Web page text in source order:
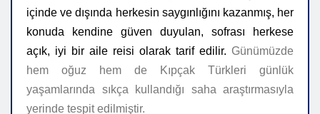
içinde ve dışında herkesin saygınlığını kazanmış, her
konuda kendine güven duyulan, sofrası herkese
açık, iyi bir aile reisi olarak tarif edilir. Günümüzde
hem oğuz hem de Kıpçak Türkleri günlük
yaşamlarında sıkça kullandığı saha araştırmasıyla
yerinde tespit edilmiştir.